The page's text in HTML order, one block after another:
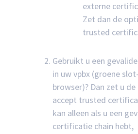
externe
Zet dan de
trusted
Gebruikt u een
in uw vpbx (groene
browser)? Dan zet u de
accept trusted
kan alleen als u een
certificatie chain hebt,